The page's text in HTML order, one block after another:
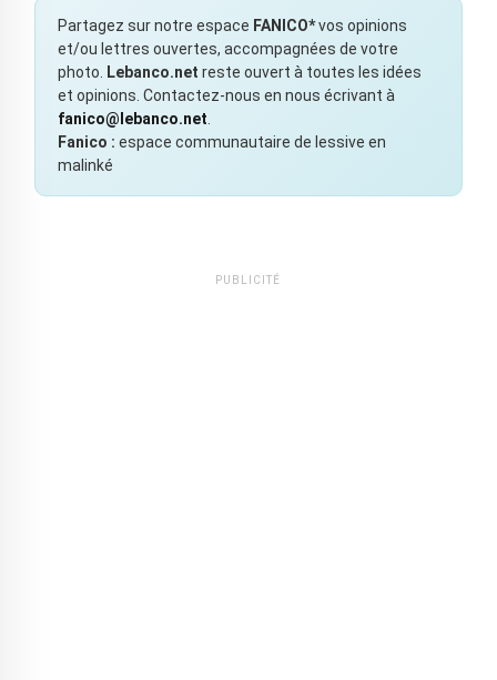
Partagez sur notre espace FANICO*vos opinions
et/ou lettres ouvertes, accompagnées de votre
photo.
Lebanco.net reste ouvert à toutes les idées
et opinions. Contactez-nous en nous écrivant à
fanico@lebanco.net
Fanico : espace communautaire de lessive en
malinké
PUBLICITÉ